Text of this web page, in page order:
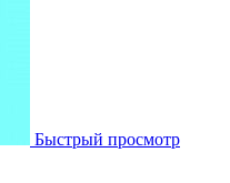
Быстрый просмотр